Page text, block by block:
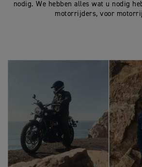
nodig. We hebben alles wat u nodig
motorrijders, voor